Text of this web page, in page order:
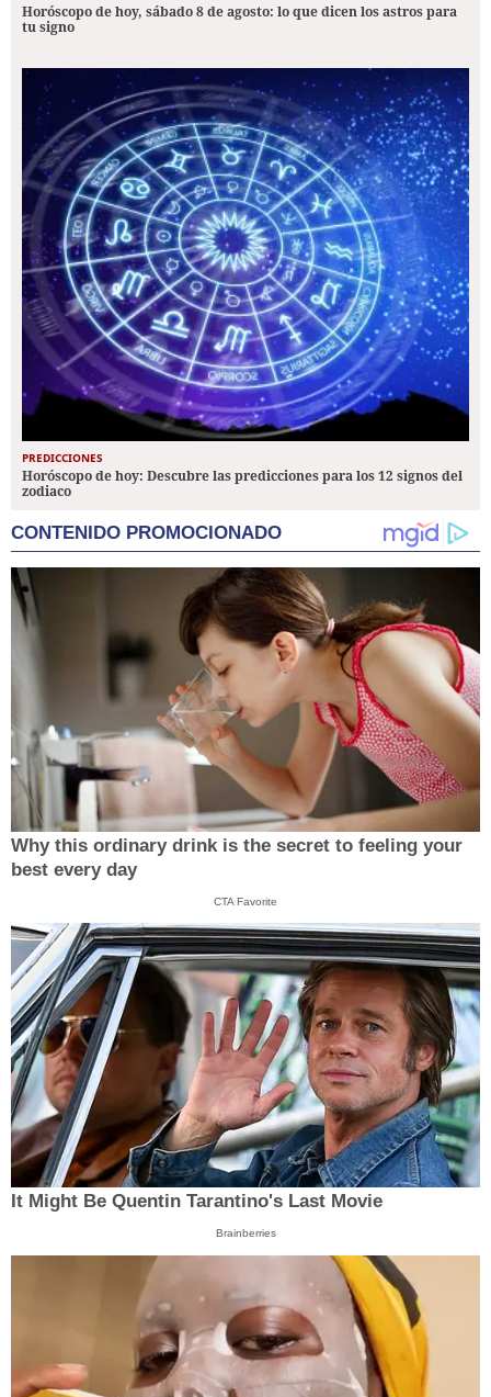
Horóscopo de hoy, sábado 8 de agosto: lo que dicen los astros para
tu signo
PREDICCIONES
Horóscopo de hoy: Descubre las predicciones para los 12 signos del
zodiaco
CONTENIDO PROMOCIONADO
Why this ordinary drink is the secret to feeling your
best every day
CTA Favorite
It Might Be Quentin Tarantino's Last Movie
Brainberries